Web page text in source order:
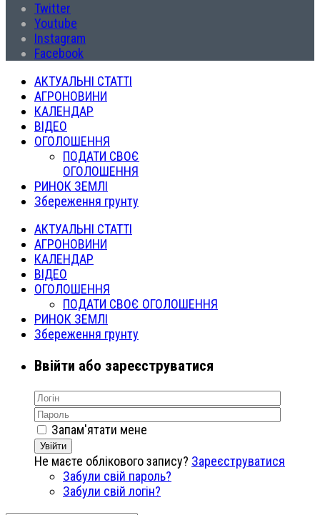
Twitter
Youtube
Instagram
Facebook
АКТУАЛЬНІ СТАТТІ
АГРОНОВИНИ
КАЛЕНДАР
ВІДЕО
ОГОЛОШЕННЯ
ПОДАТИ СВОЄ
ОГОЛОШЕННЯ
РИНОК ЗЕМЛІ
Збереження грунту
АКТУАЛЬНІ СТАТТІ
АГРОНОВИНИ
КАЛЕНДАР
ВІДЕО
ОГОЛОШЕННЯ
ПОДАТИ СВОЄ ОГОЛОШЕННЯ
РИНОК ЗЕМЛІ
Збереження грунту
Ввійти або зареєструватися
Запам'ятати мене
Увійти
Не маєте облікового запису? Зареєструватися
Забули свій пароль?
Забули свій логін?